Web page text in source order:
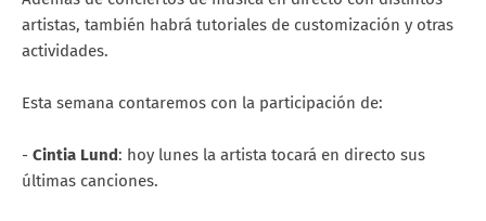
artistas, también habrá tutoriales de customización y otras
actividades.
Esta semana contaremos con la participación de:
- Cintia Lund: hoy lunes la artista tocará en directo sus
últimas canciones.